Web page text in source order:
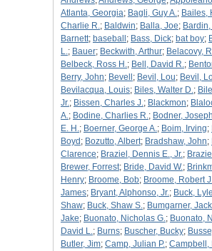
Atlanta, Georgia; Bagli, Guy A.; Bailes,
Charlie R.; Baldwin; Balla, Joe;
Barnett; baseball ; Bass, Dick; bat boy;
L.; Bauer; Beckwith, Arthur; Belacovy,
Belbeck, Ross H.; Bell, David R.;
Berry, John; Bevell ; Bevil, Lou; Bevil,
Bevilacqua, Louis; Biles, Walter D.;
Jr.; Bissen, Charles J.; Blackmon;
A.; Bodine, Charlies R.; Bodner,
E. H.; Boerner, George A.; Boim, Irving;
Boyd ; Bozutto, Albert; Bradshaw, John;
Clarence; Braziel, Dennis E., Jr.;
Brewer, Forrest; Bride, David W.;
Henry; Broome, Bob; Broome, Robert
James; Bryant, Alphonso, Jr.; Buck, Lyle
Shaw; Buck, Shaw S.; Bumgarner,
Jake; Buonato, Nicholas G.; Buonato,
David L.; Burns; Buscher, Bucky;
Butler, Jim; Camp, Julian P.; Campbell,